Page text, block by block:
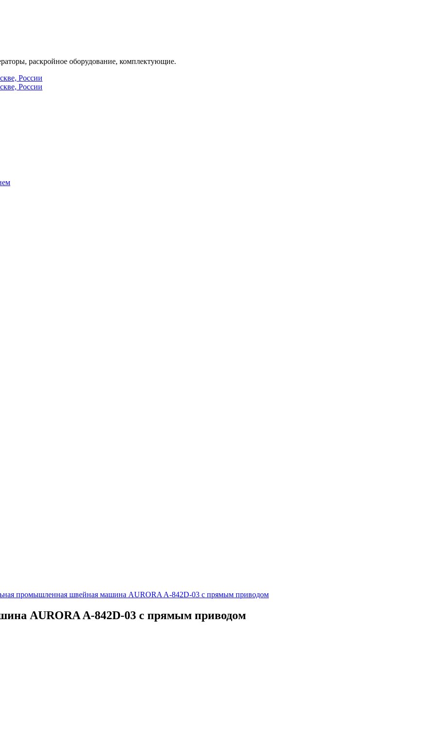
раскройное оборудование, комплектующие.
России
России
промышленная швейная машина AURORA A-842D-03 с прямым приводом
AURORA A-842D-03 с прямым приводом